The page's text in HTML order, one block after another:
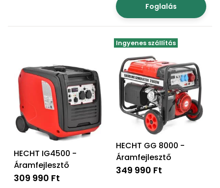
Foglalás
HECHT IG4500 -
Áramfejlesztő
309 990 Ft
Ingyenes szállítás
HECHT GG 8000 -
Áramfejlesztő
349 990 Ft